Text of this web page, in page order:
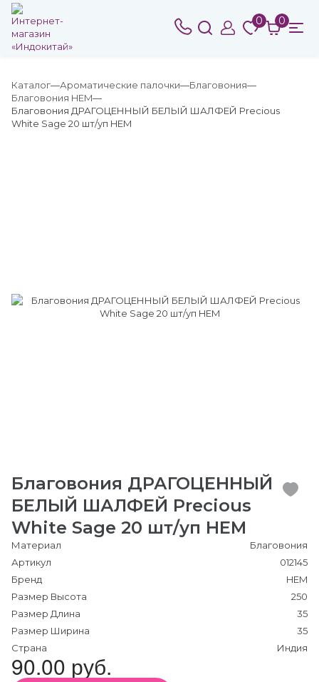
0 0
Каталог Ароматические палочки
Благовония
Благовония HEM
Благовония ДРАГОЦЕННЫЙ БЕЛЫЙ ШАЛФЕЙ Precious
White Sage 20 шт/уп HEM
Благовония ДРАГОЦЕННЫЙ
БЕЛЫЙ ШАЛФЕЙ Precious
White Sage 20 шт/уп HEM
Материал
Благовония
Артикул
012145
Бренд
HEM
Размер Высота
250
Размер Длина
35
Размер Ширина
35
Страна
Индия
90.00 руб.